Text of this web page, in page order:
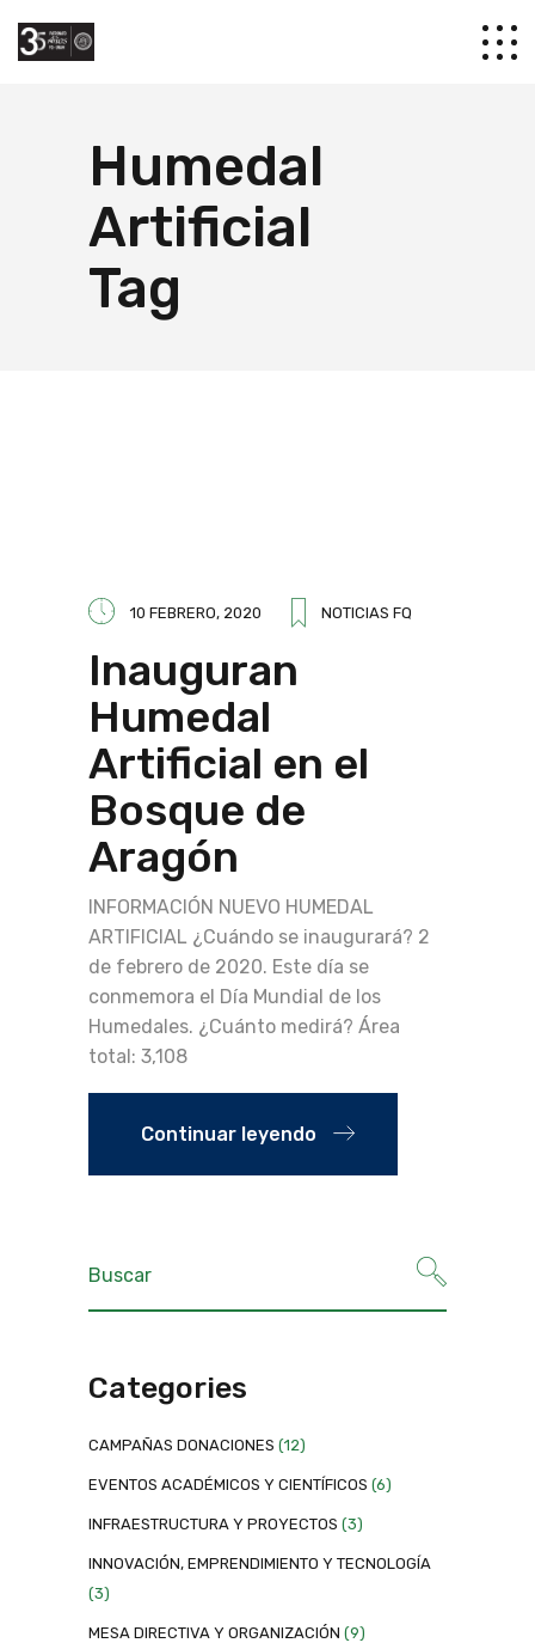
Humedal
Artificial
Tag
10 FEBRERO, 2020 NOTICIAS FQ
Inauguran
Humedal
Artificial en el
Bosque de
Aragón
INFORMACIÓN NUEVO HUMEDAL
ARTIFICIAL ¿Cuándo se inaugurará? 2
de febrero de 2020. Este día se
conmemora el Día Mundial de los
Humedales. ¿Cuánto medirá? Área
total: 3,108
Continuar leyendo
Categories
CAMPAÑAS DONACIONES (12)
EVENTOS ACADÉMICOS Y CIENTÍFICOS (6)
INFRAESTRUCTURA Y PROYECTOS (3)
INNOVACIÓN, EMPRENDIMIENTO Y TECNOLOGÍA
(3)
MESA DIRECTIVA Y ORGANIZACIÓN (9)